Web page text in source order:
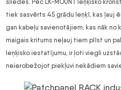
sliedes. Pēc LK-MOUNT leņķisko
tiek sasvērts 45 grādu leņķī, kas ļauj
gan kabeļu savienotājiem, kas nāk no
maigais kritums neļauj tiem plīst un
leņķisko iestatījumu, ir ļoti viegli
neierobežojot piekļuvi nekādiem